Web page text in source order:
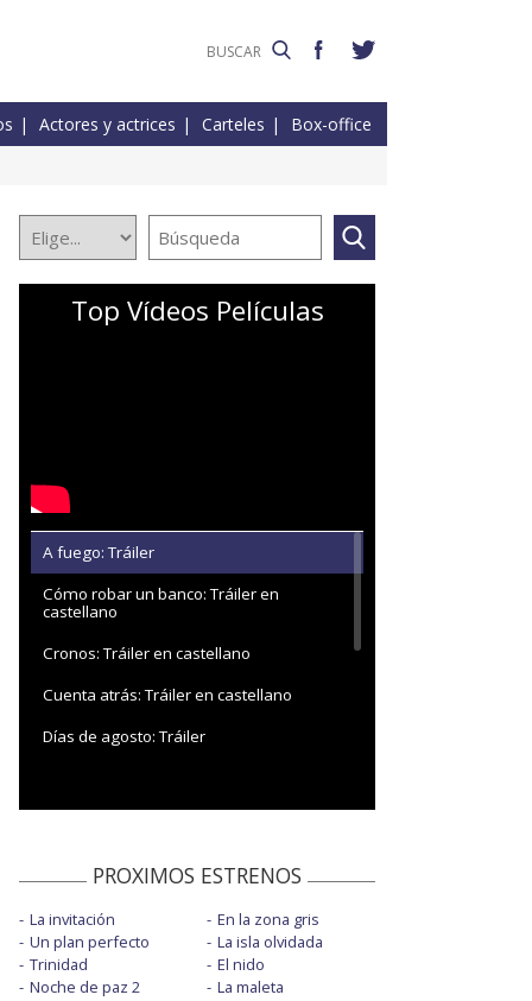
Actores y actrices Carteles Box-office
Top Vídeos Películas
A fuego: Tráiler
Cómo robar un banco: Tráiler en
castellano
Cronos: Tráiler en castellano
Cuenta atrás: Tráiler en castellano
Días de agosto: Tráiler
El último mono: Tráiler
En el corazón de: Tráiler en castellano
PROXIMOS ESTRENOS
La invitación
Un plan perfecto
Trinidad
Noche de paz 2
En la zona gris
La isla olvidada
El nido
La maleta